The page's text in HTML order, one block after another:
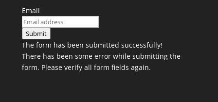
Email
Submit
The form has been submitted successfully!
There has been some error while submitting the
form. Please verify all form fields again.